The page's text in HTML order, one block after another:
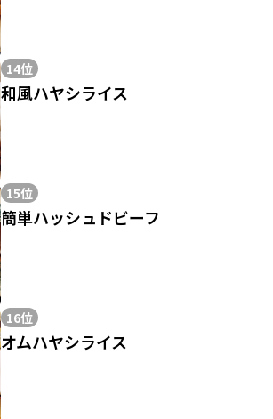
14位
和風ハヤシライス
15位
簡単ハッシュドビーフ
16位
オムハヤシライス